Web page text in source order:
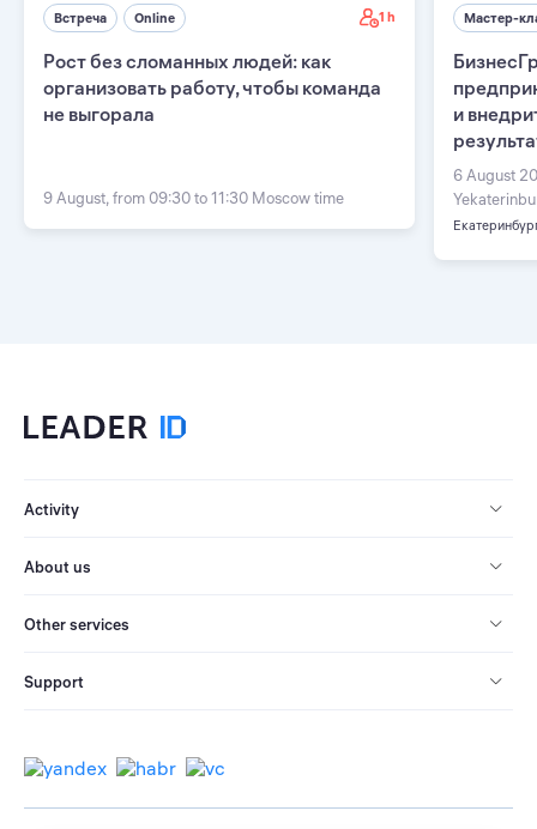
Встреча Online 1 h
Рост без сломанных людей: как
организовать работу, чтобы команда
не выгорала
9 August, from 09:30 to 11:30 Moscow time
Мастер-
и
6 August
Activity
About us
Other services
Support